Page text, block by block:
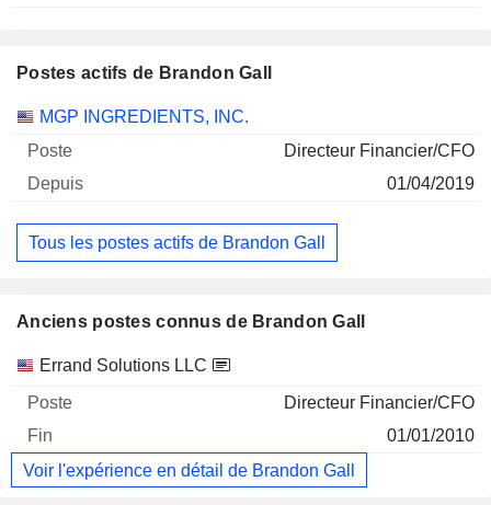
Postes actifs de Brandon Gall
Sociétés Poste Début
MGP INGREDIENTS, INC.
Directeur Financier/CFO
01/04/2019
Tous les postes actifs de Brandon Gall
Anciens postes connus de Brandon Gall
Sociétés Poste Fin
Errand Solutions LLC
Directeur Financier/CFO
01/01/2010
Voir l'expérience en détail de Brandon Gall